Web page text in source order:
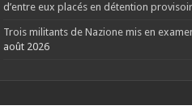
d’entre eux placés en détention
Trois militants de Nazione mis en
août 2026